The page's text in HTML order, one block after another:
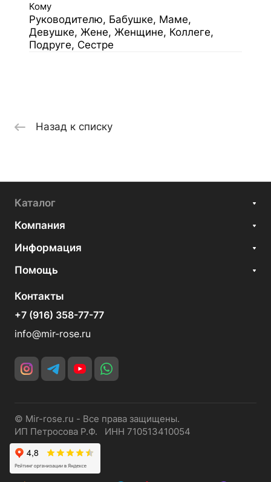
Кому
Руководителю, Бабушке, Маме,
Девушке, Жене, Женщине, Коллеге,
Подруге, Сестре
Назад к списку
Каталог
Компания
Информация
Помощь
Контакты
+7 (916) 358-77-77
info@mir-rose.ru
© Mir-rose.ru - Все права защищены.
ИП Петросова Р.Ф. ИНН 710513410054